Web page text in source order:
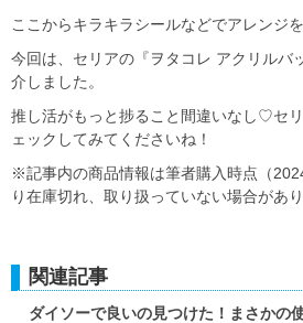
ここからキラキラシールなどでアレンジ
今回は、セリアの『ヲタコレ アクリルバ
介しました。
推し活がもっと捗ること間違いなし♡セ
ェックしてみてくださいね！
※記事内の商品情報は筆者購入時点（
り在庫切れ、取り扱っていない場合があり
関連記事
ダイソーで良いの見つけた！まさかの